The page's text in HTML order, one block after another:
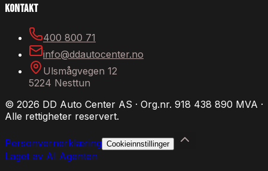
Kontakt
400 800 71
info@ddautocenter.no
Ulsmågvegen 12
5224 Nesttun
© 2026 DD Auto Center AS · Org.nr. 918 438 890 MVA ·
Alle rettigheter reservert.
Personvernerklæring Cookieinnstillinger
Laget av AI Agenten